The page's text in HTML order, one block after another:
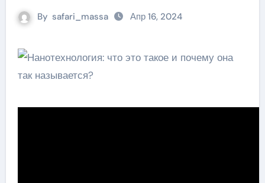
By safari_massa Апр 16, 2024